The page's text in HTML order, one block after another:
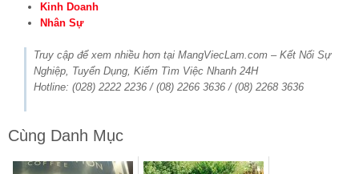
Kinh Doanh
Nhân Sự
Truy cập để xem nhiều hơn tại MangViecLam.com – Kết Nối Sự
Nghiệp, Tuyển Dụng, Kiếm Tìm Việc Nhanh 24H
Hotline: (028) 2222 2236 / (08) 2266 3636 / (08) 2268 3636
Cùng Danh Mục